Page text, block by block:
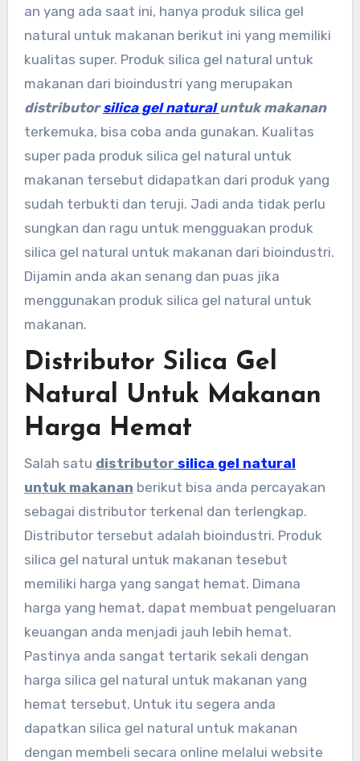
an yang ada saat ini, hanya produk silica gel
natural untuk makanan berikut ini yang memiliki
kualitas super. Produk silica gel natural untuk
makanan dari bioindustri yang merupakan
distributorsilica gel naturaluntuk makanan
terkemuka, bisa coba anda gunakan. Kualitas
super pada produk silica gel natural untuk
makanan tersebut didapatkan dari produk yang
sudah terbukti dan teruji. Jadi anda tidak perlu
sungkan dan ragu untuk mengguakan produk
silica gel natural untuk makanan dari bioindustri.
Dijamin anda akan senang dan puas jika
menggunakan produk silica gel natural untuk
makanan.
Distributor Silica Gel
Natural Untuk Makanan
Harga Hemat
Salah satu distributorsilica gel natural
untuk makanan berikut bisa anda percayakan
sebagai distributor terkenal dan terlengkap.
Distributor tersebut adalah bioindustri. Produk
silica gel natural untuk makanan tesebut
memiliki harga yang sangat hemat. Dimana
harga yang hemat, dapat membuat pengeluaran
keuangan anda menjadi jauh lebih hemat.
Pastinya anda sangat tertarik sekali dengan
harga silica gel natural untuk makanan yang
hemat tersebut. Untuk itu segera anda
dapatkan silica gel natural untuk makanan
dengan membeli secara online melalui website